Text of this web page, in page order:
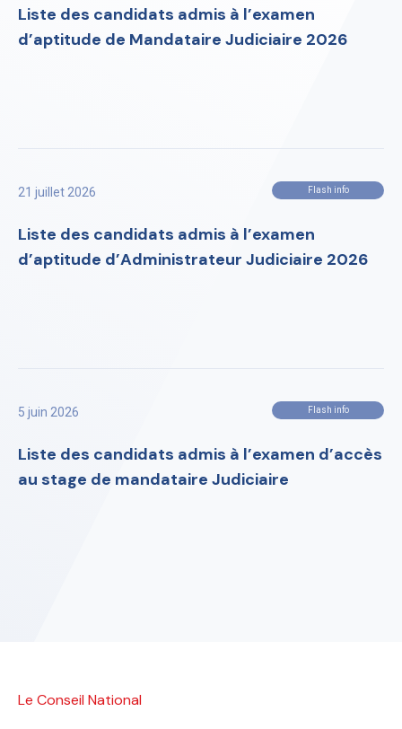
Liste des candidats admis à l’examen
d’aptitude de Mandataire Judiciaire 2026
21 juillet 2026 Flash info
Liste des candidats admis à l’examen
d’aptitude d’Administrateur Judiciaire 2026
5 juin 2026 Flash info
Liste des candidats admis à l’examen d’accès
au stage de mandataire Judiciaire
Le Conseil National